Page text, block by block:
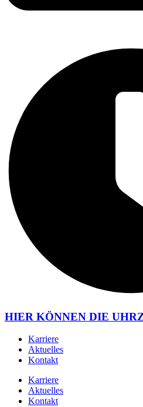
HIER KÖNNEN DIE
Karriere
Aktuelles
Kontakt
Karriere
Aktuelles
Kontakt